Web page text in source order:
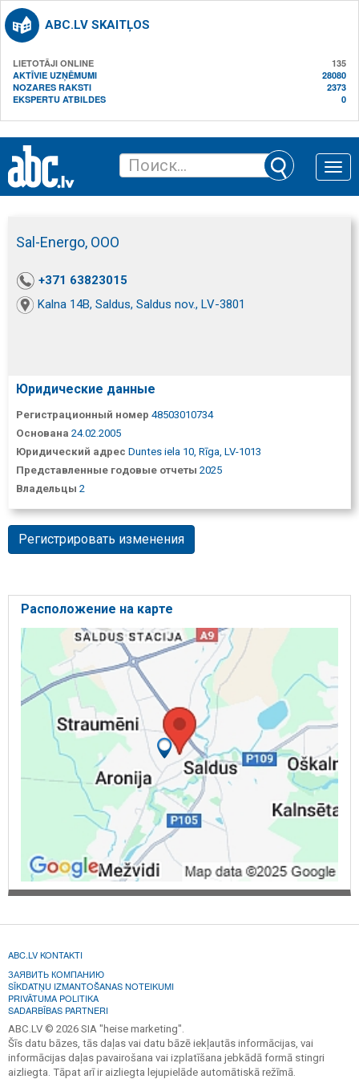
ABC.LV SKAITĻOS
LIETOTĀJI ONLINE
135
AKTĪVIE UZŅĒMUMI
28080
NOZARES RAKSTI
2373
EKSPERTU ATBILDES
0
Toggle
Sal-Energo, ООО
+371 63823015
Kalna 14B, Saldus, Saldus nov., LV-3801
Юридические данные
Регистрационный номер 48503010734
Основана 24.02.2005
Юридический адрес Duntes iela 10, Rīga, LV-1013
Представленные годовые отчеты 2025
Владельцы 2
Регистрировать изменения
Расположение на карте
ABC.LV KONTAKTI
ЗАЯВИТЬ КОМПАНИЮ
SĪKDATŅU IZMANTOŠANAS NOTEIKUMI
PRIVĀTUMA POLITIKA
SADARBĪBAS PARTNERI
ABC.LV © 2026 SIA "heise marketing".
Šīs datu bāzes, tās daļas vai datu bāzē iekļautās informācijas, vai
informācijas daļas pavairošana vai izplatīšana jebkādā formā stingri
aizliegta. Tāpat arī ir aizliegta lejupielāde automātiskā režīmā.